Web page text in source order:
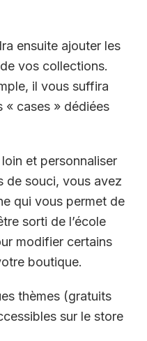
ensuite ajouter les
vos collections.
il vous suffira
« cases » dédiées
et personnaliser
de souci, vous avez
qui vous permet de
sorti de l’école
modifier certains
boutique.
thèmes (gratuits
sur le store